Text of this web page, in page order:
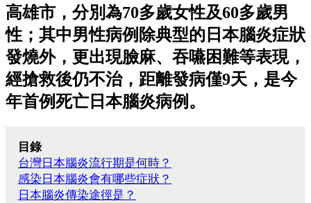
高雄市，分別為70多歲女性及60多歲男
性；其中男性病例除典型的日本腦炎症狀
發燒外，更出現臉麻、吞嚥困難等表現，
經搶救後仍不治，距離發病僅9天，是今
年首例死亡日本腦炎病例。
目錄
台灣日本腦炎流行期是何時？
感染日本腦炎會有哪些症狀？
日本腦炎傳染途徑是？